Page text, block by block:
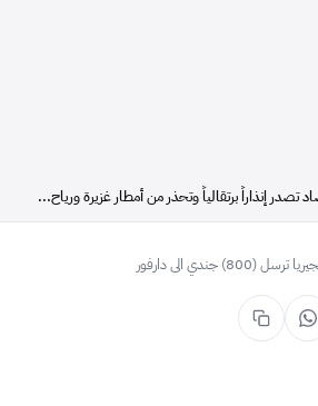
تصدر إنذاراً برتقالياً وتحذر من أمطار غزيرة ورياح...
ترسل (800) جندي الى دارفور